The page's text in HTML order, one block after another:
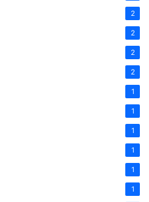
2
2
2
2
1
1
1
1
1
1